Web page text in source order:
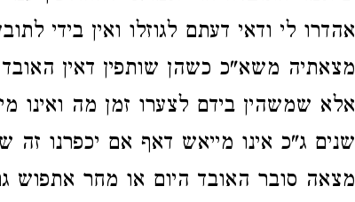
אהדרו לי ודאי דעתם לגוזלו ואין בידי
מצאתיה משא"כ כשהן שותפין דאין
אלא שמשהין בידם לצערו זמן מה ואינו
שנים ג"כ אינו מייאש דאף אם יכפרנו
מצאה סובר האובד היום או מחר אתפוש